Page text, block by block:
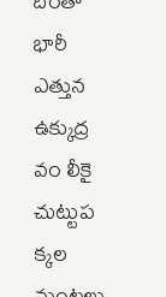
భారీ
ఎత్తున
ఉక్కుద్ర
వం లీకై
చుట్టుప
క్కల